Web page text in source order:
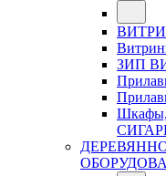
ЗИП
Шкафы,